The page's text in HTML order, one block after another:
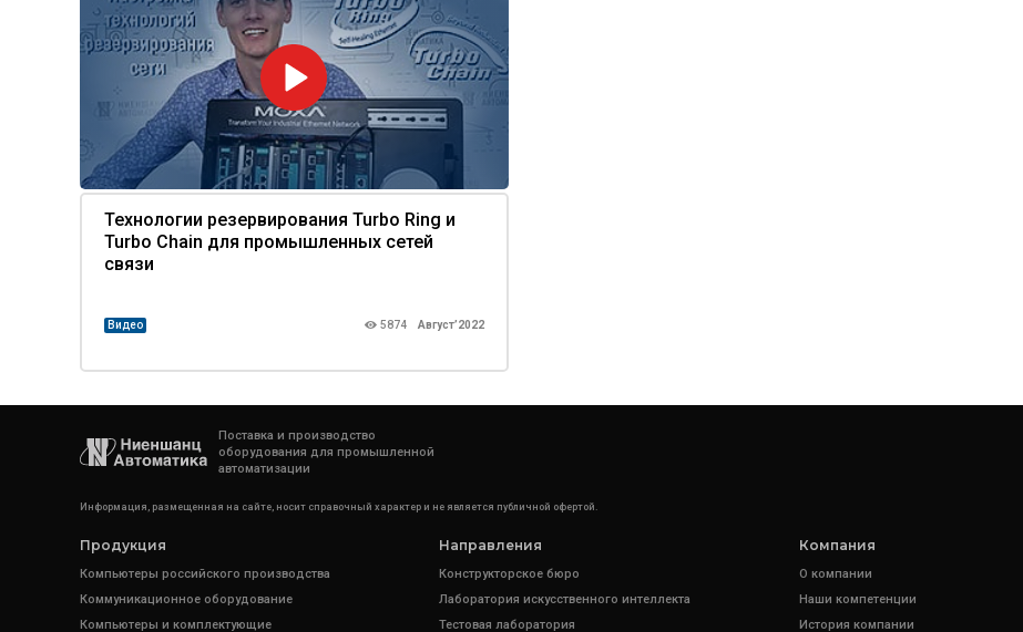
Технологии резервирования Turbo Ring и
Turbo Chain для промышленных сетей
связи
Видео 5874 Август’2022
Поставка и производство
оборудования для промышленной
автоматизации
Информация, размещенная на сайте, носит справочный характер и не является публичной офертой.
Продукция
Компьютеры российского производства
Коммуникационное оборудование
Компьютеры и комплектующие
Направления
Конструкторское бюро
Лаборатория искусственного интеллекта
Тестовая лаборатория
Компания
О компании
Наши компетенции
История компании